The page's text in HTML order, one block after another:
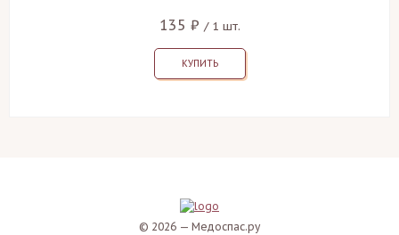
135 ₽ / 1 шт.
КУПИТЬ
© 2026 — Медоспас.ру